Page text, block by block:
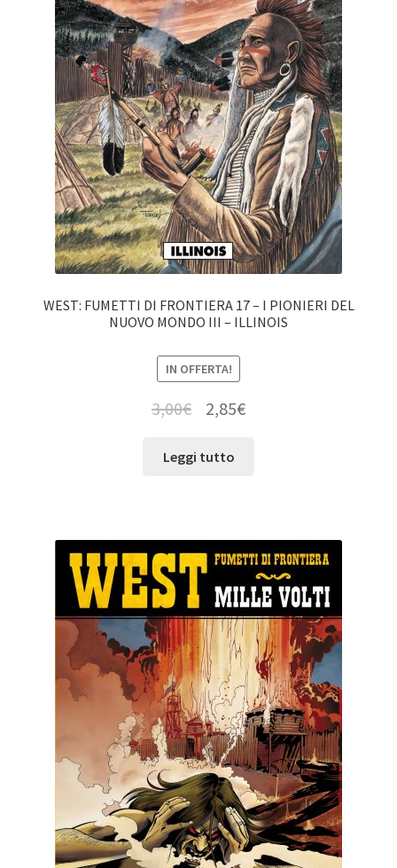
WEST: FUMETTI DI FRONTIERA 17 – I PIONIERI DEL
NUOVO MONDO III – ILLINOIS
IN OFFERTA!
3,00€ 2,85€
Leggi tutto